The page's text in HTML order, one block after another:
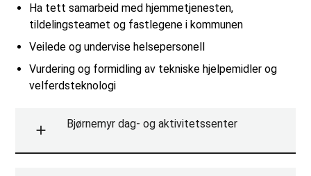
Ha tett samarbeid med hjemmetjenesten,
tildelingsteamet og fastlegene i kommunen
Veilede og undervise helsepersonell
Vurdering og formidling av tekniske hjelpemidler og
velferdsteknologi
Bjørnemyr dag- og aktivitetssenter